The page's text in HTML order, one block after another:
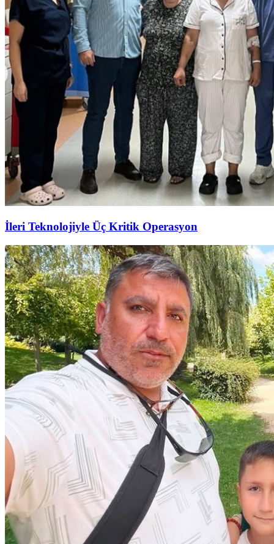
İleri Teknolojiyle Üç Kritik Operasyon